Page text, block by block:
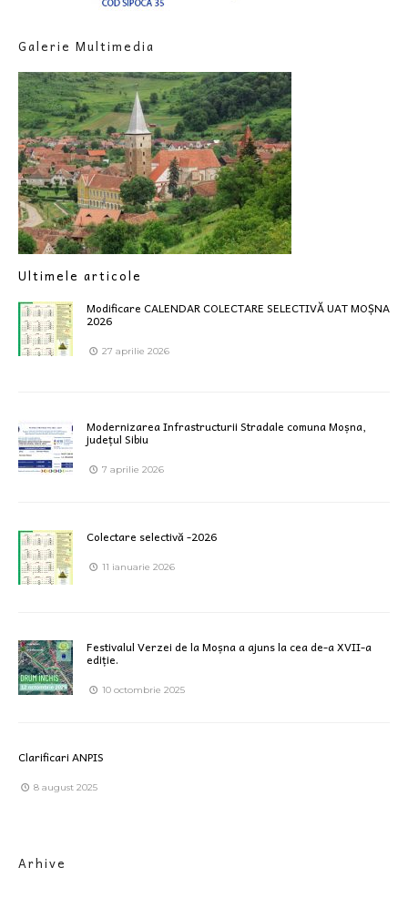
Galerie Multimedia
Ultimele articole
Modificare CALENDAR COLECTARE SELECTIVĂ UAT MOȘNA
2026
27 aprilie 2026
Modernizarea Infrastructurii Stradale comuna Moșna,
județul Sibiu
7 aprilie 2026
Colectare selectivă -2026
11 ianuarie 2026
Festivalul Verzei de la Moșna a ajuns la cea de-a XVII-a
ediție.
10 octombrie 2025
Clarificari ANPIS
8 august 2025
Arhive